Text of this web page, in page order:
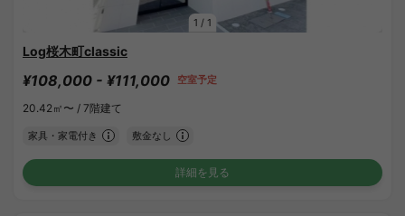
1 / 1
Log桜木町classic
¥108,000 - ¥111,000 空室予定
20.42㎡〜 / 7階建て
家具・家電付き 敷金なし
詳細を見る